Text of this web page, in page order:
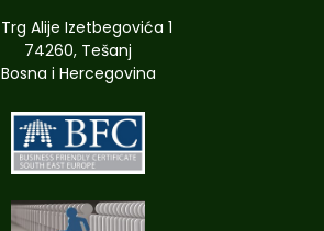
Trg Alije Izetbegovića 1
74260, Tešanj
Bosna i Hercegovina